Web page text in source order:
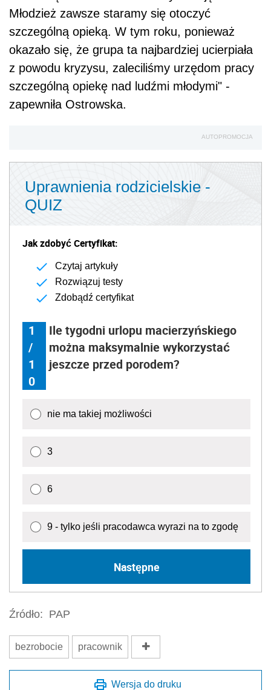
Młodzież zawsze staramy się otoczyć
szczególną opieką. W tym roku, ponieważ
okazało się, że grupa ta najbardziej ucierpiała
z powodu kryzysu, zaleciliśmy urzędom pracy
szczególną opiekę nad ludźmi młodymi" -
zapewniła Ostrowska.
AUTOPROMOCJA
Uprawnienia rodzicielskie -
QUIZ
Jak zdobyć Certyfikat:
Czytaj artykuły
Rozwiązuj testy
Zdobądź certyfikat
1
/
1
0
Ile tygodni urlopu macierzyńskiego
można maksymalnie wykorzystać
jeszcze przed porodem?
nie ma takiej możliwości
3
6
9 - tylko jeśli pracodawca wyrazi na to zgodę
Następne
Źródło: PAP
bezrobocie pracownik
Wersja do druku